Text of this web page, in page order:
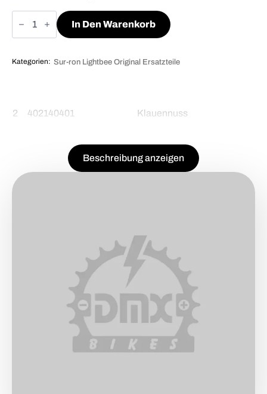
Klauennuss
schwinge
In Den Warenkorb
Kategorien: Sur-ron Lightbee Original Ersatzteile
2 402140401 Klauennuss
Beschreibung anzeigen